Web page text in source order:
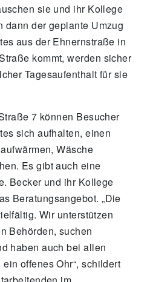
sie und ihr Kollege
dann der geplante Umzug
aus der Ehnernstraße in
kommt, werden sicher
Tagesaufenthalt für sie
7 können Besucher
sich aufhalten, einen
Wäsche
Es gibt auch eine
Becker und ihr Kollege
Beratungsangebot. „Die
Wir unterstützen
Behörden, suchen
haben auch bei allen
offenes Ohr“, schildert